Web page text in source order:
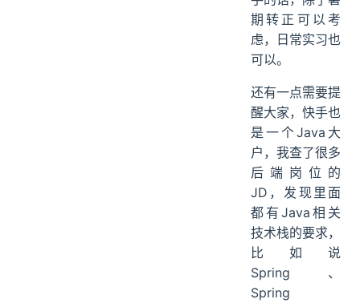
期转正可以考
虑，日常实习也
可以。
还有一点需要提
醒大家，快手也
是一个Java大
户，我查了很多
后端岗位的
JD，发现里面
都有Java相关
技术栈的要求，
比如说
Spring、
Spring